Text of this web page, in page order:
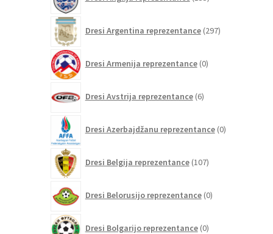
izdelkov
Dresi Argentina reprezentance 297izdelkov
Dresi Armenija reprezentance 0izdelkov
Dresi Avstrija reprezentance 6izdelkov
Dresi Azerbajdžanu reprezentance 0izdelkov
Dresi Belgija reprezentance 107izdelkov
Dresi Belorusijo reprezentance 0izdelkov
Dresi Bolgarijo reprezentance 0